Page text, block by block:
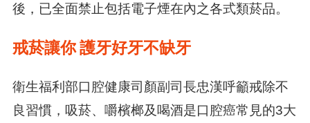
後，已全面禁止包括電子煙在內之各式類菸品。
戒菸讓你護牙好牙不缺牙
衛生福利部口腔健康司顏副司長忠漢呼籲戒除不
良習慣，吸菸、嚼檳榔及喝酒是口腔癌常見的3大